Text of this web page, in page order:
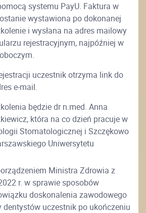
systemu PayU. Faktura w
wystawiona po dokonanej
i wysłana na adres mailowy
rejestracyjnym, najpóźniej w
uczestnik otrzyma link do
e-mail.
będzie dr n.med. Anna
która na co dzień pracuje w
Stomatologicznej i Szczękowo
Uniwersytetu
Ministra Zdrowia z
r. w sprawie sposobów
doskonalenia zawodowego
dentystów uczestnik po ukończeniu